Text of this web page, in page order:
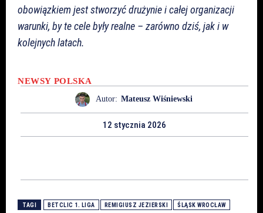
obowiązkiem jest stworzyć drużynie i całej organizacji
warunki, by te cele były realne – zarówno dziś, jak i w
kolejnych latach.
NEWSY POLSKA
Autor: Mateusz Wiśniewski
12 stycznia 2026
TAGI BETCLIC 1. LIGA REMIGIUSZ JEZIERSKI ŚLĄSK WROCŁAW